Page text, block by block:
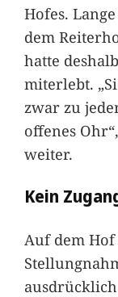
Hofes.
dem
hatte
miterlebt.
zwar zu
offenes
weiter.
Kein
Auf dem